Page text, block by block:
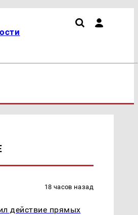
18 часов назад
действие прямых